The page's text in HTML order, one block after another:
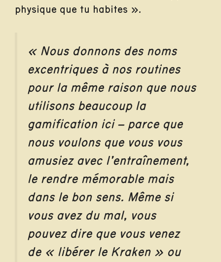
physique que tu habites ».
« Nous donnons des noms
excentriques à nos routines
pour la même raison que nous
utilisons beaucoup la
gamification ici – parce que
nous voulons que vous vous
amusiez avec l’entraînement,
le rendre mémorable mais
dans le bon sens. Même si
vous avez du mal, vous
pouvez dire que vous venez
de « libérer le Kraken » ou